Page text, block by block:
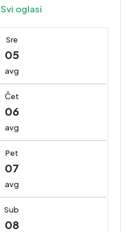
Svi oglasi
Sre
05
avg
Čet
06
avg
Pet
07
avg
Sub
08